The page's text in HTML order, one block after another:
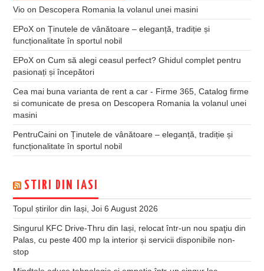
Vio on Descopera Romania la volanul unei masini
EPoX onȚinutele de vânătoare – eleganță, tradiție și
funcționalitate în sportul nobil
EPoX onCum să alegi ceasul perfect? Ghidul complet pentru
pasionați și începători
Cea mai buna varianta de rent a car - Firme 365, Catalog firme
si comunicate de presa on Descopera Romania la volanul unei
masini
PentruCaini onȚinutele de vânătoare – eleganță, tradiție și
funcționalitate în sportul nobil
STIRI DIN IASI
Topul știrilor din Iași, Joi 6 August 2026
Singurul KFC Drive-Thru din Iași, relocat într-un nou spaţiu din
Palas, cu peste 400 mp la interior și servicii disponibile non-
stop